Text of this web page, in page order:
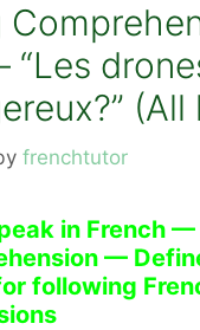
“Les
(All
frenchtutor
in French —
—
following